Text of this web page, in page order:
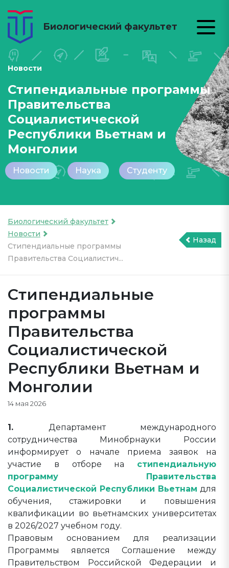
Биологический факультет
Новости
Стипендиальные программы
Правительства
Социалистической
Республики Вьетнам и
Монголии
Новости Наука Студенту
Биологический факультет
Новости
Стипендиальные программы
Правительства Социалистич...
Назад
Стипендиальные
программы
Правительства
Социалистической
Республики Вьетнам и
Монголии
14 мая 2026
1. Департамент международного
сотрудничества Минобрнауки России
информирует о начале приема заявок на
участие в отборе на стипендиальную
программу Правительства
Социалистической Республики Вьетнам для
обучения, стажировки и повышения
квалификации во вьетнамских университетах
в 2026/2027 учебном году.
Правовым основанием для реализации
Программы является Соглашение между
Правительством Российской Федерации и